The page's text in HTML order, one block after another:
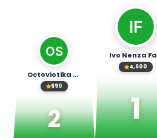
Octoviotika Shafaryka
690
2
4,600
1